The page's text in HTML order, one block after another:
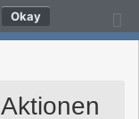
Aktionen